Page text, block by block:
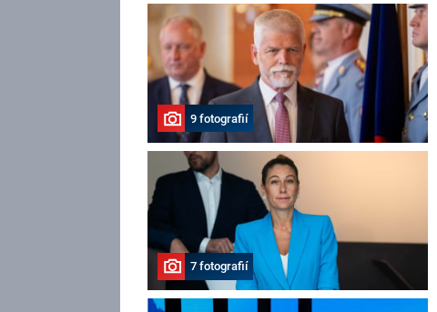
9 fotografií
7 fotografií